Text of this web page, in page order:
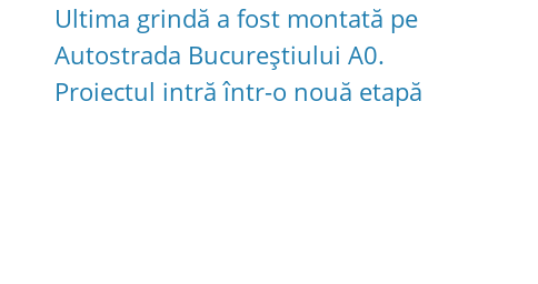
Ultima grindă a fost montată pe
Autostrada Bucureștiului A0.
Proiectul intră într-o nouă etapă